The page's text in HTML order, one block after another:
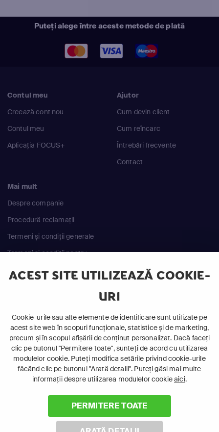
ACEST SITE UTILIZEAZĂ COOKIE-
URI
Cookie-urile sau alte elemente de identificare sunt utilizate pe
acest site web în scopuri funcționale, statistice și de marketing,
precum și în scopul afișării de conținut personalizat. Dacă faceți
clic pe butonul "Permitere toate", sunteți de acord cu utilizarea
modulelor cookie. Puteți modifica setările privind cookie-urile
făcând clic pe butonul "Arată detalii". Puteți găsi mai multe
informații despre utilizarea modulelor cookieaici.
PERMITERE TOATE
Puteți alege între aceste metode de plată
Contul meu
Creează cont nou
Contul meu
Aplicația FOCUS+
Ajutor
Cum devin client
Cum reîncarc
Întrebări frecvente
Contact
Mai mult
Despre companie
Procedură reclamații
Termeni și condiții generale
Termeni și condiții pentru
ANPC
© 2026 Canal+ Luxembourg S. à r.l. - Toate drepturile
rezervate
Focus Sat este o marcă înregistrată aparținând Canal+
Luxembourg S. à r.l.
Rue Albert Borschette 4, L-1246 Luxemburg | R.C.S.